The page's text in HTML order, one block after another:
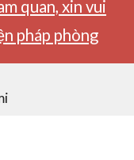
quan, xin vui
pháp phòng